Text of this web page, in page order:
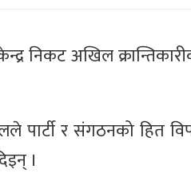
निकट अखिल
पार्टी र संगठनको हित
।